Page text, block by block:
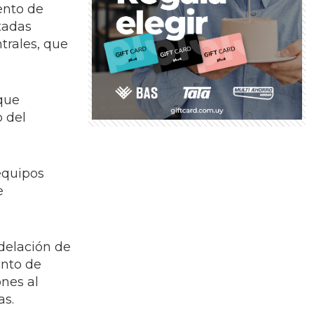
de
que
del
de
de
al